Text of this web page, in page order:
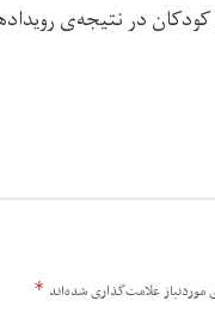
کودکان در نتیجه‌ی
علامت‌گذاری شده‌اند *